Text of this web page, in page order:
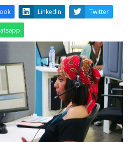
Facebook LinkedIn
Whatsapp